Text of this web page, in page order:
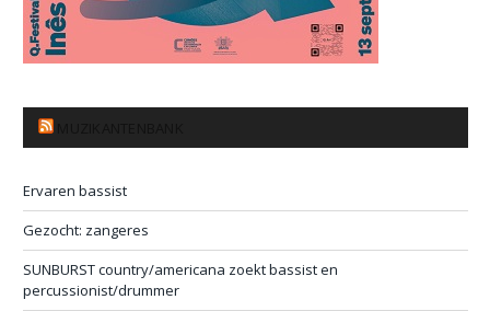
Ervaren bassist
Gezocht: zangeres
SUNBURST country/americana zoekt bassist en
percussionist/drummer